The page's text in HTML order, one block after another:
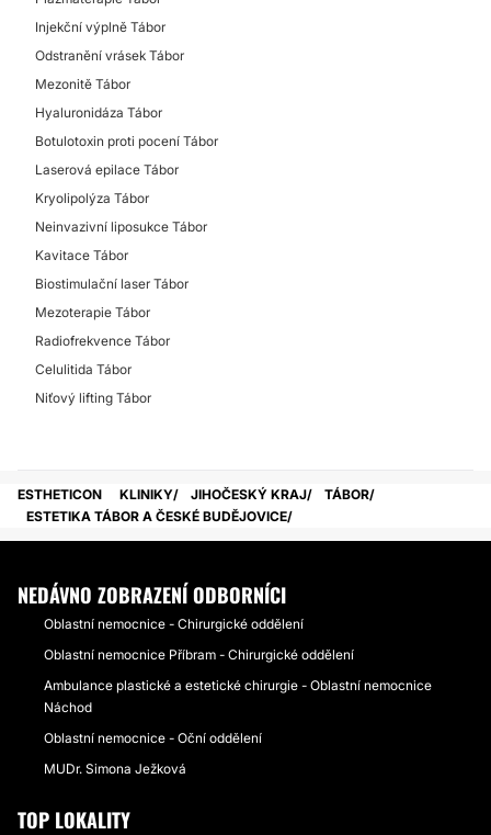
Injekční výplně Tábor
Odstranění vrásek Tábor
Mezonitě Tábor
Hyaluronidáza Tábor
Botulotoxin proti pocení Tábor
Laserová epilace Tábor
Kryolipolýza Tábor
Neinvazivní liposukce Tábor
Kavitace Tábor
Biostimulační laser Tábor
Mezoterapie Tábor
Radiofrekvence Tábor
Celulitida Tábor
Niťový lifting Tábor
ESTHETICON KLINIKY JIHOČESKÝ KRAJ
TÁBOR
ESTETIKA TÁBOR A ČESKÉ BUDĚJOVICE
NEDÁVNO ZOBRAZENÍ ODBORNÍCI
Oblastní nemocnice - Chirurgické oddělení
Oblastní nemocnice Příbram - Chirurgické oddělení
Ambulance plastické a estetické chirurgie - Oblastní nemocnice
Náchod
Oblastní nemocnice - Oční oddělení
MUDr. Simona Ježková
TOP LOKALITY